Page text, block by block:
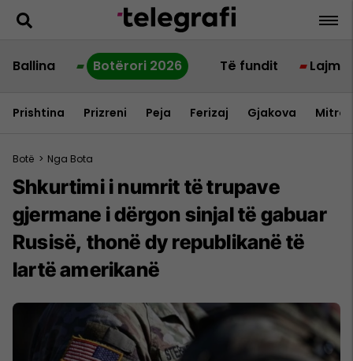
Ballina Botërori 2026 Të fundit Lajme
Prishtina Prizreni Peja Ferizaj Gjakova
Botë > Nga Bota
Shkurtimi i numrit të trupave
gjermane i dërgon sinjal të gabuar
Rusisë, thonë dy republikanë të
lartë amerikanë